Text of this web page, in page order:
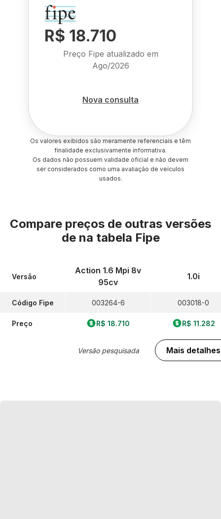
R$ 18.710
Preço Fipe atualizado em
Ago/2026
Nova consulta
Os valores exibidos são meramente referenciais e têm
finalidade exclusivamente informativa.
Os dados não possuem validade oficial e não devem
ser considerados como uma avaliação de veículos
usados.
Compare preços de outras versões
de na tabela Fipe
Versão
Código Fipe
Preço
Action 1.6 Mpi 8v
95cv
003264-6
R$ 18.710
Versão pesquisada
1.0i
003018-0
R$ 11.282
Mais detalhes